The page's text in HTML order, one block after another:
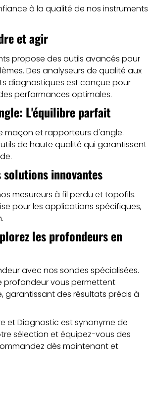
(1 avis)
à la qualité de nos instruments
et agir
propose des outils avancés pour
Des analyseurs de qualité aux
diagnostiques est conçue pour
performances optimales.
L'équilibre parfait
maçon et rapporteurs d'angle.
de haute qualité qui garantissent
innovantes
mesureurs à fil perdu et topofils.
pour les applications spécifiques,
les profondeurs en
avec nos sondes spécialisées.
profondeur vous permettent
des résultats précis à
et Diagnostic est synonyme de
sélection et équipez-vous des
dès maintenant et